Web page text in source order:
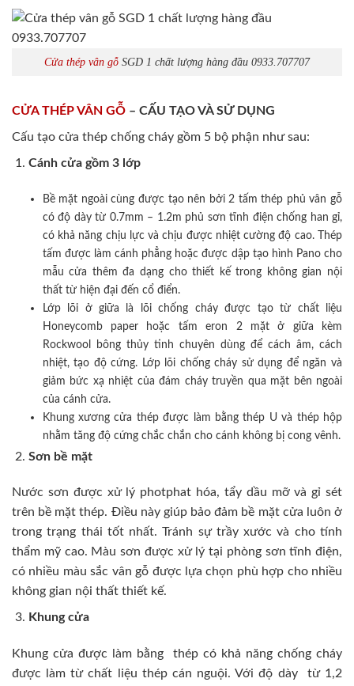
Cửa thép vân gỗ SGD 1 chất lượng hàng đầu 0933.707707
CỬA THÉP VÂN GỖ – CẤU TẠO VÀ SỬ DỤNG
Cấu tạo cửa thép chống cháy gồm 5 bộ phận như sau:
Cánh cửa gồm 3 lớp
Bề mặt ngoài cùng được tạo nên bởi 2 tấm thép phủ vân gỗ
có độ dày từ 0.7mm – 1.2m phủ sơn tĩnh điện chống han gỉ,
có khả năng chịu lực và chịu được nhiệt cường độ cao. Thép
tấm được làm cánh phẳng hoặc được dập tạo hình Pano cho
mẫu cửa thêm đa dạng cho thiết kế trong không gian nội
thất từ hiện đại đến cổ điển.
Lớp lõi ở giữa là lõi chống cháy được tạo từ chất liệu
Honeycomb paper hoặc tấm eron 2 mặt ở giữa kèm
Rockwool bông thủy tinh chuyên dùng để cách âm, cách
nhiệt, tạo độ cứng. Lớp lõi chống cháy sử dụng để ngăn và
giảm bức xạ nhiệt của đám cháy truyền qua mặt bên ngoài
của cánh cửa.
Khung xương cửa thép được làm bằng thép U và thép hộp
nhằm tăng độ cứng chắc chắn cho cánh không bị cong vênh.
Sơn bề mặt
Nước sơn được xử lý photphat hóa, tẩy dầu mỡ và gỉ sét
trên bề mặt thép. Điều này giúp bảo đảm bề mặt cửa luôn ở
trong trạng thái tốt nhất. Tránh sự trầy xước và cho tính
thẩm mỹ cao. Màu sơn được xử lý tại phòng sơn tĩnh điện,
có nhiều màu sắc vân gỗ được lựa chọn phù hợp cho nhiều
không gian nội thất thiết kế.
Khung cửa
Khung cửa được làm bằng thép có khả năng chống cháy
được làm từ chất liệu thép cán nguội. Với độ dày từ 1,2